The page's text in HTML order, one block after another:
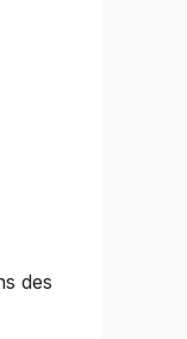
des